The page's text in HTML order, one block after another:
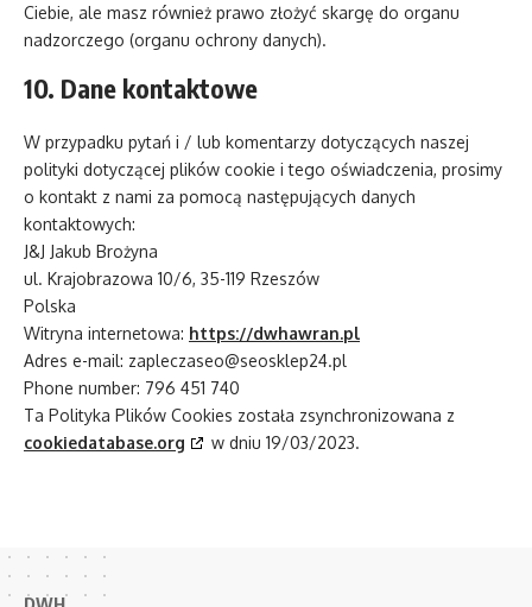
Ciebie, ale masz również prawo złożyć skargę do organu
nadzorczego (organu ochrony danych).
10. Dane kontaktowe
W przypadku pytań i / lub komentarzy dotyczących naszej
polityki dotyczącej plików cookie i tego oświadczenia, prosimy
o kontakt z nami za pomocą następujących danych
kontaktowych:
J&J Jakub Brożyna
ul. Krajobrazowa 10/6, 35-119 Rzeszów
Polska
Witryna internetowa: https://dwhawran.pl
Adres e-mail: zapleczaseo@seosklep24.pl
Phone number: 796 451 740
Ta Polityka Plików Cookies została zsynchronizowana z
cookiedatabase.org
w dniu 19/03/2023.